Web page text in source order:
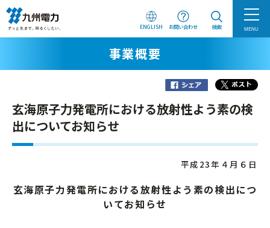
ENGLISH お問い合わせ 検索 MENU
事業概要
玄海原子力発電所における放射性よう素の検
出についてお知らせ
平成23年４月６日
玄海原子力発電所における放射性よう素の検出につ
いてお知らせ